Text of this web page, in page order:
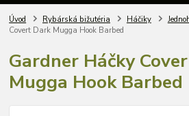
Úvod Rybárská bižutéria Háčiky
Covert Dark Mugga Hook Barbed
Gardner Háčky
Mugga Hook Barbed